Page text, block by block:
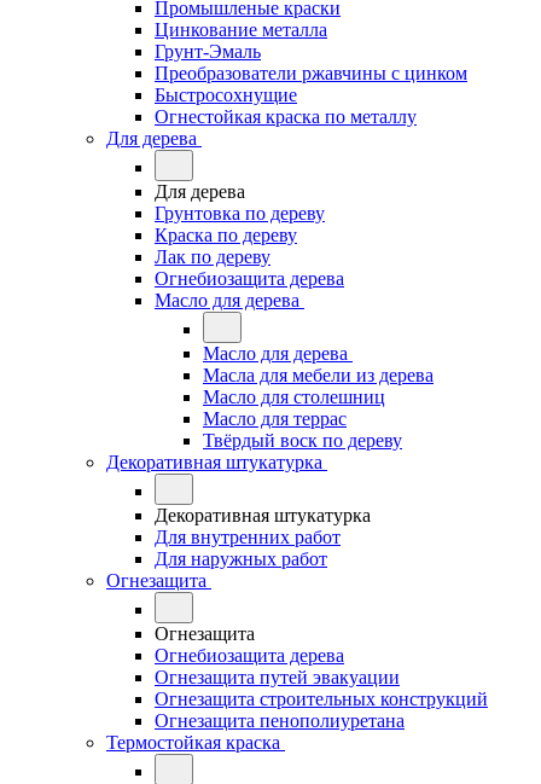
Промышленые краски
Цинкование металла
Грунт-Эмаль
Преобразователи ржавчины с цинком
Быстросохнущие
Огнестойкая краска по металлу
Для дерева
Для дерева
Грунтовка по дереву
Краска по дереву
Лак по дереву
Огнебиозащита дерева
Масло для дерева
Масло для дерева
Масла для мебели из дерева
Масло для столешниц
Масло для террас
Твёрдый воск по дереву
Декоративная штукатурка
Декоративная штукатурка
Для внутренних работ
Для наружных работ
Огнезащита
Огнезащита
Огнебиозащита дерева
Огнезащита путей эвакуации
Огнезащита строительных конструкций
Огнезащита пенополиуретана
Термостойкая краска